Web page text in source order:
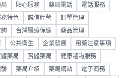
貼心服務 藥局電話 電話服務
特色 誠信經營 訂單管理
詢 台灣醫療保健 藥品管理
公共衛生 企業發展 用藥注意事項
體藥局 實體藥局 健康諮詢服務
驗 藥局介紹 藥局網站 電子商務